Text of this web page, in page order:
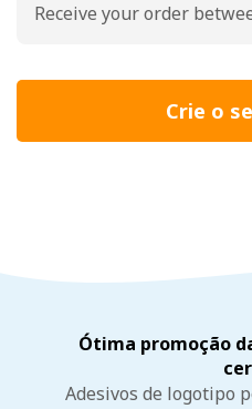
Receive your order
Crie o
Ótima promoção
Adesivos de logotipo